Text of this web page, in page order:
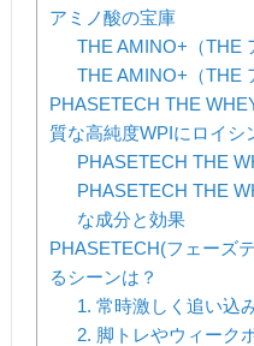
アミノ酸の宝庫
THE AMINO+（THE
THE AMINO+（THE
PHASETECH THE
質な高純度WPIにロイシ
PHASETECH THE
PHASETECH THE
な成分と効果
PHASETECH(フェーズ
るシーンは？
1. 常時激しく追い込
2. 脚トレやウィーク